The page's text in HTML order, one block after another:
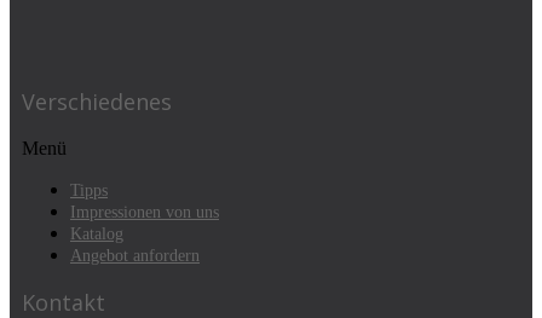
Verschiedenes
Menü
Tipps
Impressionen von uns
Katalog
Angebot anfordern
Kontakt